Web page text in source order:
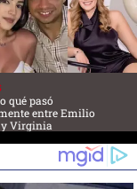
qué pasó
entre Emilio
Virginia